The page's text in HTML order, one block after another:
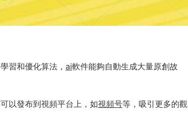
習和優化算法， ai軟件能夠自動生成大量原創故
以發布到視頻平台上，如視頻号等，吸引更多的觀